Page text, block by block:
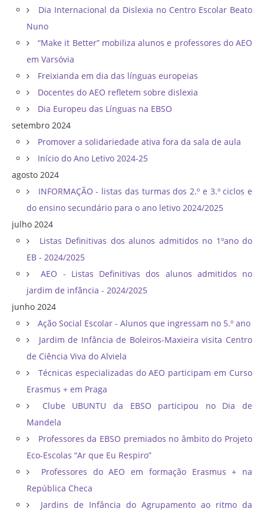
Dia Internacional da Dislexia no Centro Escolar Beato
Nuno
“Make it Better” mobiliza alunos e professores do AEO
em Varsóvia
Freixianda em dia das línguas europeias
Docentes do AEO refletem sobre dislexia
Dia Europeu das Línguas na EBSO
setembro 2024
Promover a solidariedade ativa fora da sala de aula
Início do Ano Letivo 2024-25
agosto 2024
INFORMAÇÃO - listas das turmas dos 2.º e 3.º ciclos e
do ensino secundário para o ano letivo 2024/2025
julho 2024
Listas Definitivas dos alunos admitidos no 1ºano do
EB - 2024/2025
AEO - Listas Definitivas dos alunos admitidos no
jardim de infância - 2024/2025
junho 2024
Ação Social Escolar - Alunos que ingressam no 5.º ano
Jardim de Infância de Boleiros-Maxieira visita Centro
de Ciência Viva do Alviela
Técnicas especializadas do AEO participam em Curso
Erasmus + em Praga
Clube UBUNTU da EBSO participou no Dia de
Mandela
Professores da EBSO premiados no âmbito do Projeto
Eco-Escolas “Ar que Eu Respiro”
Professores do AEO em formação Erasmus + na
República Checa
Jardins de Infância do Agrupamento ao ritmo da